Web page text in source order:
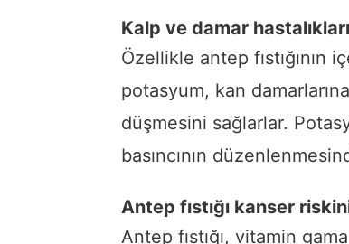
Kalp ve damar
Özellikle antep fıstığının
potasyum, kan
düşmesini sağlarlar.
basıncının
Antep fıstığı kanser
Antep fıstığı, vitamin